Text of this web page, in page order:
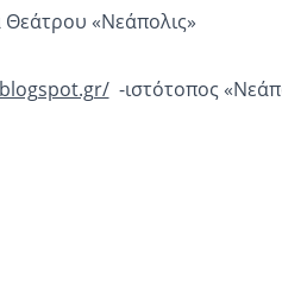
«Νεάπολις»
-ιστότοπος